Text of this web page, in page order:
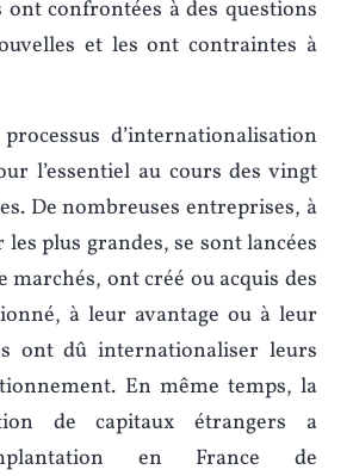
ont confrontées à des questions
et les ont contraintes à
d’internationalisation
l’essentiel au cours des vingt
De nombreuses entreprises, à
plus grandes, se sont lancées
marchés, ont créé ou acquis des
à leur avantage ou à leur
ont dû internationaliser leurs
En même temps, la
de capitaux étrangers a
en France de